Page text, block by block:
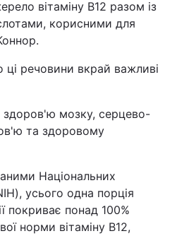
вітаміну B12 разом із
корисними для
речовини вкрай важливі
мозку, серцево-
та здоровому
Національних
усього одна порція
покриває понад 100%
норми вітаміну B12,